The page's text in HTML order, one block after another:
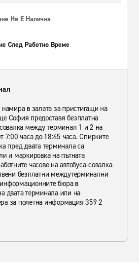
Не Е Налична
След Работно Време
в залата за пристигащи на
София предоставя безплатна
совалка между терминал 1 и 2 на
7:00 часа до 18:45 часа. Спирките
пред двата терминала са
и маркировка на пътната
часове на автобуса-совалка
безплатни междутерминални
бюра в
двата терминала или на
за полетна информация 359 2